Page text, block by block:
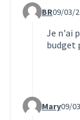
Commentaire
BR09/03/
Je n'ai
budget
Commentaire
Mary09/